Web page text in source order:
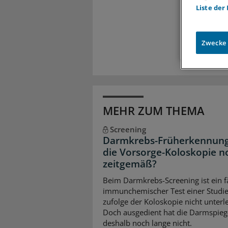
MEHR ZUM THEMA
Screening
Darmkrebs-
die Vorsorge-Koloskopie
zeitgemäß?
Beim Darmkrebs-Screening ist ein
immunchemischer Test einer Studie
zufolge der Koloskopie nicht
Doch ausgedient hat die
deshalb noch lange nicht.
Liste